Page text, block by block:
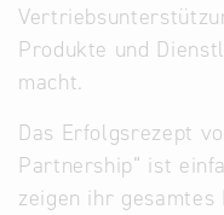
Produkte und
macht.
Das Erfolgsrezept
Partnership“ ist
zeigen ihr gesamtes